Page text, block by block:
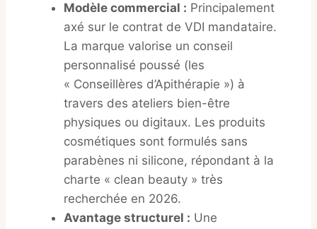
Modèle commercial : Principalement
axé sur le contrat de VDI mandataire.
La marque valorise un conseil
personnalisé poussé (les
« Conseillères d’Apithérapie ») à
travers des ateliers bien-être
physiques ou digitaux. Les produits
cosmétiques sont formulés sans
parabènes ni silicone, répondant à la
charte « clean beauty » très
recherchée en 2026.
Avantage structurel : Une